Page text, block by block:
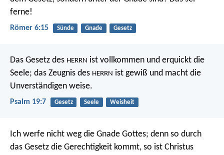
ferne!
Römer 6:15 Sünde Gnade Gesetz
Das Gesetz des HERRN ist vollkommen und erquickt die
Seele; das Zeugnis des HERRN ist gewiß und macht die
Unverständigen weise.
Psalm 19:7 Gesetz Seele Weisheit
Ich werfe nicht weg die Gnade Gottes; denn so durch
das Gesetz die Gerechtigkeit kommt, so ist Christus